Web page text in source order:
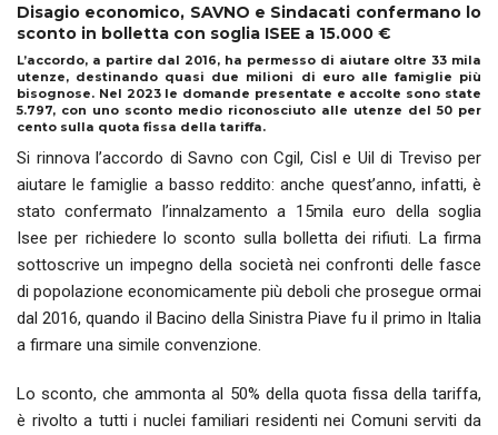
Disagio economico, SAVNO e Sindacati confermano lo
sconto in bolletta con soglia ISEE a 15.000 €
L’accordo, a partire dal 2016, ha permesso di aiutare oltre 33 mila
utenze, destinando quasi due milioni di euro alle famiglie più
bisognose. Nel 2023 le domande presentate e accolte sono state
5.797, con uno sconto medio riconosciuto alle utenze del 50 per
cento sulla quota fissa della tariffa.
Si rinnova l’accordo di Savno con Cgil, Cisl e Uil di Treviso per
aiutare le famiglie a basso reddito: anche quest’anno, infatti, è
stato confermato l’innalzamento a 15mila euro della soglia
Isee per richiedere lo sconto sulla bolletta dei rifiuti. La firma
sottoscrive un impegno della società nei confronti delle fasce
di popolazione economicamente più deboli che prosegue ormai
dal 2016, quando il Bacino della Sinistra Piave fu il primo in Italia
a firmare una simile convenzione.
Lo sconto, che ammonta al 50% della quota fissa della tariffa,
è rivolto a tutti i nuclei familiari residenti nei Comuni serviti da